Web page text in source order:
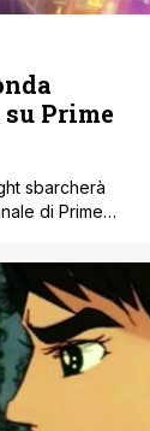
Prime
sbarcherà
di Prime
per arrivare. La
al suo stile
che aveva